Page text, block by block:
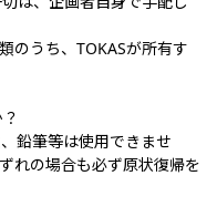
のうち、TOKASが所有す
鉛筆等は使用できませ
れの場合も必ず原状復帰を